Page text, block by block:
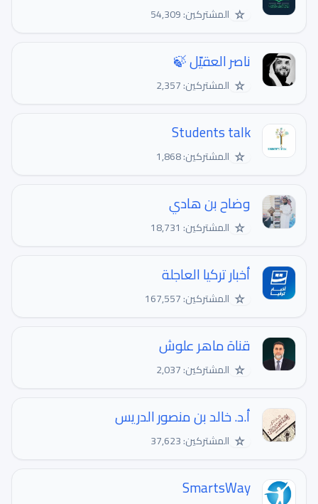
☆ المشتركين: 54,309
ناصر العقيّل 🍃
☆ المشتركين: 2,357
Students talk
☆ المشتركين: 1,868
وضاح بن هادي
☆ المشتركين: 18,731
أخبار تركيا العاجلة
☆ المشتركين: 167,557
قناة ماهر علوش
☆ المشتركين: 2,037
أ.د. خالد بن منصور الدريس
☆ المشتركين: 37,623
SmartsWay